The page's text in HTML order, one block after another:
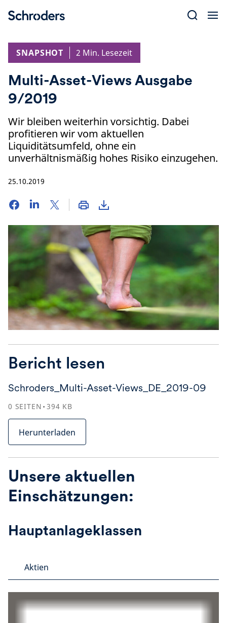
SNAPSHOT
2 Min. Lesezeit
Multi-Asset-Views Ausgabe
9/2019
Wir bleiben weiterhin vorsichtig. Dabei
profitieren wir vom aktuellen
Liquiditätsumfeld, ohne ein
unverhältnismäßig hohes Risiko einzugehen.
25.10.2019
Bericht lesen
Schroders_Multi-Asset-Views_DE_2019-09
0 SEITEN 394 KB
Herunterladen
Unsere aktuellen
Einschätzungen:
Hauptanlageklassen
Aktien